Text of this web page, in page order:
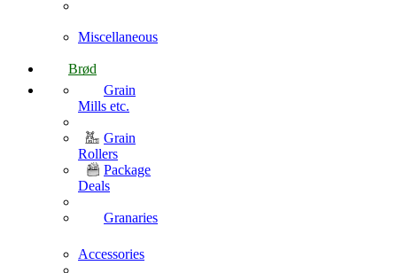
Miscellaneous
Brød
Grain
Mills etc.
Grain
Rollers
Package
Deals
Granaries
Accessories